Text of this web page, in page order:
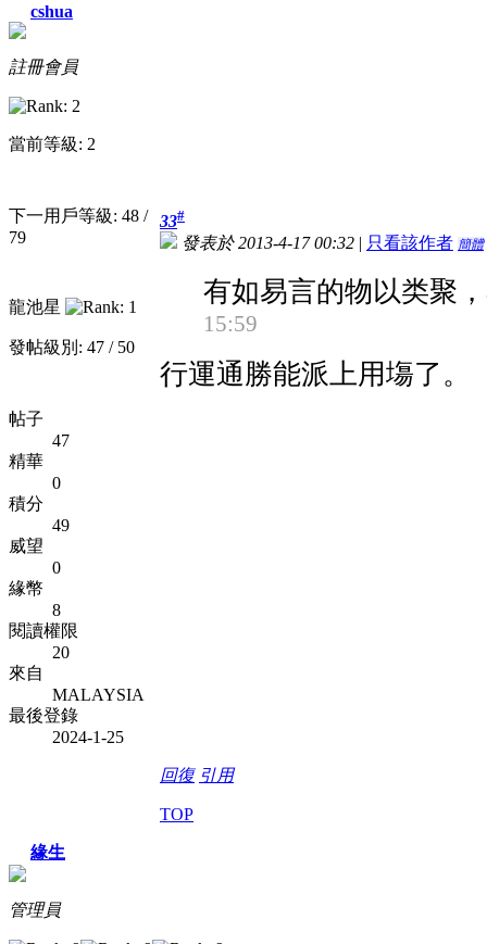
cshua
註冊會員
當前等級: 2
下一用戶等級: 48 /
79
龍池星
發帖級別: 47 / 50
帖子
47
精華
0
積分
49
威望
0
緣幣
8
閱讀權限
20
來自
MALAYSIA
最後登錄
2024-1-25
33#
發表於 2013-4-17 00:32 | 只看該作者 簡體
有如易言的物以类聚
15:59
行運通勝能派上用塲了。
回復 引用
TOP
緣生
管理員